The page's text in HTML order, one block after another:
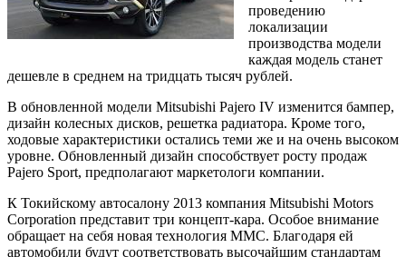
проведению
локализации
производства модели
каждая модель станет
дешевле в среднем на тридцать тысяч рублей.
В обновленной модели Mitsubishi Pajero IV изменится бампер,
дизайн колесных дисков, решетка радиатора. Кроме того,
ходовые характеристики остались теми же и на очень высоком
уровне. Обновленный дизайн способствует росту продаж
Pajero Sport, предполагают маркетологи компании.
К Токийскому автосалону 2013 компания Mitsubishi Motors
Corporation представит три концепт-кара. Особое внимание
обращает на себя новая технология ММС. Благодаря ей
автомобили будут соответствовать высочайшим стандартам